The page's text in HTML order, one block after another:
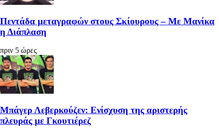
Πεντάδα μεταγραφών στους Σκίουρους – Με Μανίκα
η Διάπλαση
πριν 5 ώρες
Μπάγερ Λεβερκούζεν: Ενίσχυση της αριστερής
πλευράς με Γκουτιέρεζ